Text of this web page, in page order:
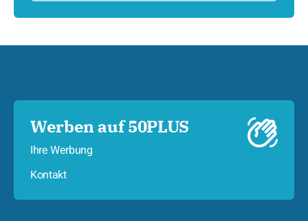
Werben auf 50PLUS
Ihre Werbung
Kontakt